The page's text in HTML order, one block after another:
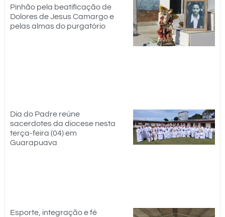
Pinhão pela beatificação de
Dolores de Jesus Camargo e
pelas almas do purgatório
Dia do Padre reúne
sacerdotes da diocese nesta
terça-feira (04) em
Guarapuava
Esporte, integração e fé